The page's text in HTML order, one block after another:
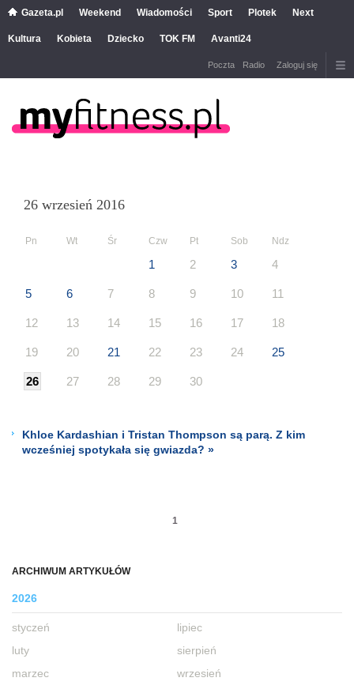
Gazeta.pl Weekend Wiadomości Sport Plotek Next
Kultura Kobieta Dziecko TOK FM Avanti24
Poczta Radio Zaloguj się
ARCHIWUM ARTYKUŁÓW
2026
styczeń
luty
marzec
lipiec
sierpień
wrzesień
26 wrzesień 2016
Pn Wt Śr Czw Pt Sob Ndz
1 2 3 4
5 6 7 8 9 10 11
12 13 14 15 16 17 18
19 20 21 22 23 24 25
26 27 28 29 30
Khloe Kardashian i Tristan Thompson są parą. Z kim
wcześniej spotykała się gwiazda? »
1